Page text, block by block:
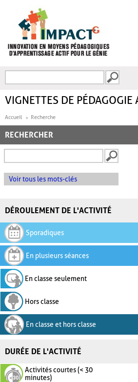
FORMULAIRE DE
VIGNETTES DE PÉDAGOGIE
Accueil Recherche
RECHERCHER
Voir tous les mots-clés
DÉROULEMENT DE L'ACTIVITÉ
Sporadiques
En plusieurs séances
En classe seulement
Hors classe
En classe et hors classe
DURÉE DE L'ACTIVITÉ
Activités courtes (< 30
minutes)